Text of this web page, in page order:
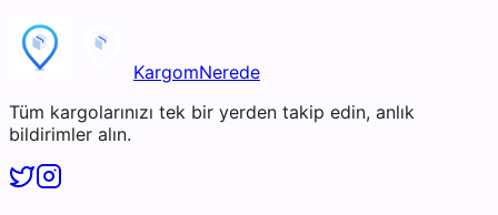
KargomNerede
Tüm kargolarınızı tek bir yerden takip edin, anlık
bildirimler alın.